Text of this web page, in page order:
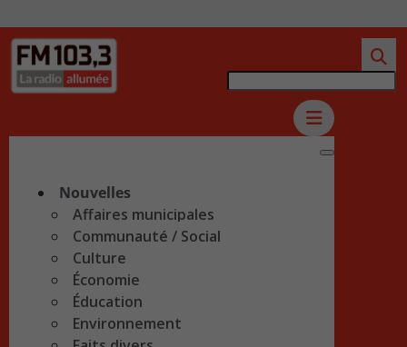
Nouvelles
Affaires municipales
Communauté / Social
Culture
Économie
Éducation
Environnement